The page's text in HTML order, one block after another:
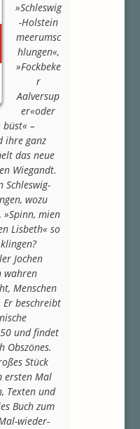
»Schleswig
-Holstein
meerumsc
hlungen«,
»Fockbeke
r
Aalversup
er«oder
büst« –
ihre ganz
das neue
Wiegandt.
Schleswig-
wozu
»Spinn, mien
Lisbeth« so
Jochen
wahren
Menschen
beschreibt
und findet
Obszönes.
Stück
ersten Mal
Texten und
Buch zum
wieder-